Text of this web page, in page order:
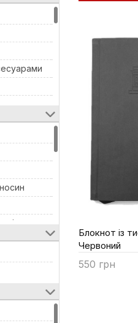
Блокнот із
Червоний
550 грн